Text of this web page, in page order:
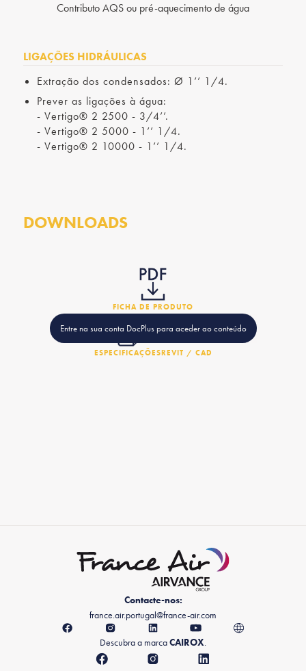
Contributo AQS ou pré-aquecimento de água
LIGAÇÕES HIDRÁULICAS
Extração dos condensados: Ø 1’’ 1/4.
Prever as ligações à água:
- Vertigo® 2 2500 - 3/4’’.
- Vertigo® 2 5000 - 1’’ 1/4.
- Vertigo® 2 10000 - 1’’ 1/4.
DOWNLOADS
FICHA DE PRODUTO
Entre na sua conta DocPlus para aceder ao conteúdo
ESPECIFICAÇÕESREVIT / CAD
Contacte-nos:
france.air.portugal@france-air.com
Descubra a marcaCAIROX.